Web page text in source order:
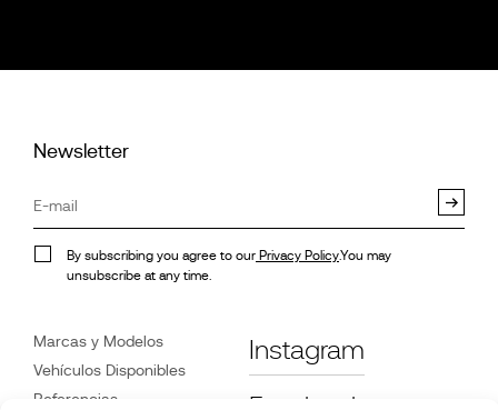
Newsletter
By subscribing you agree to our Privacy Policy.You may
unsubscribe at any time.
Marcas y Modelos
Vehículos Disponibles
Referencias
Instagram